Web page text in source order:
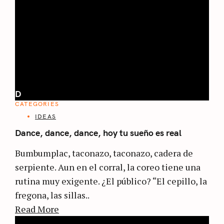
D
CATEGORIES
IDEAS
Dance, dance, dance, hoy tu sueño es real
Bumbumplac, taconazo, taconazo, cadera de
serpiente. Aun en el corral, la coreo tiene una
rutina muy exigente. ¿El público? “El cepillo, la
fregona, las sillas..
Read More